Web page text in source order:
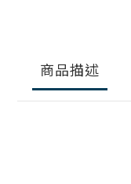
商品描述